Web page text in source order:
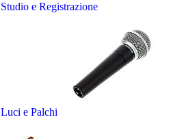
Studio e Registrazione
Luci e Palchi